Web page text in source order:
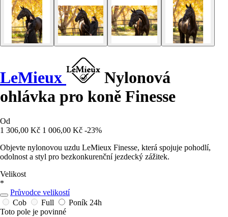
LeMieux
Nylonová
ohlávka pro koně Finesse
Od
1 306,00 Kč 1 006,00 Kč -23%
Objevte nylonovou uzdu LeMieux Finesse, která spojuje pohodlí,
odolnost a styl pro bezkonkurenční jezdecký zážitek.
Velikost
*
Průvodce velikostí
Cob
Full Poník 24h
Toto pole je povinné